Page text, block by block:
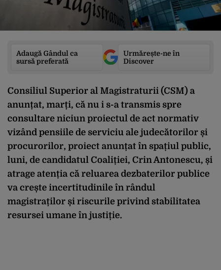
Adaugă Gândul ca
sursă preferată
Urmărește-ne în
Discover
Consiliul Superior al Magistraturii (CSM) a
anunțat, marți, că nu i s-a transmis spre
consultare niciun proiectul de act normativ
vizând pensiile de serviciu ale judecătorilor și
procurorilor, proiect anunțat în spațiul public,
luni, de candidatul Coaliției, Crin Antonescu, și
atrage atenția că reluarea dezbaterilor publice
va crește incertitudinile în rândul
magistraților și riscurile privind stabilitatea
resursei umane în justiție.